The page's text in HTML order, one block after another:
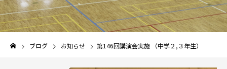
ブログ お知らせ 第146回講演会実施 （中学２,３年生）